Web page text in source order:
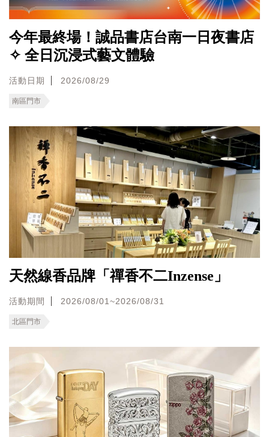
今年最終場！誠品書店台南一日夜書店
✧ 全日沉浸式藝文體驗
活動日期 2026/08/29
南區門市
天然線香品牌「禪香不二Inzense」
活動期間 2026/08/01~2026/08/31
北區門市